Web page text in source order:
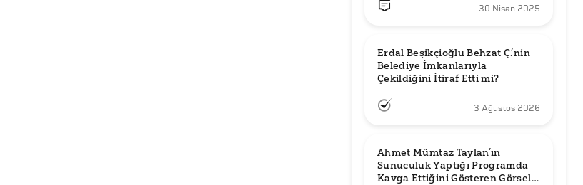
30 Nisan 2025
Erdal Beşikçioğlu Behzat Ç.’nin
Belediye İmkanlarıyla
3 Ağustos 2026
Ahmet Mümtaz Taylan’ın
Sunuculuk Yaptığı Programda
Kavga Ettiğini Gösteren Görsel